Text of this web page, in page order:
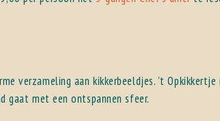
verzameling aan kikkerbeeldjes. ’t
gaat met een ontspannen sfeer.